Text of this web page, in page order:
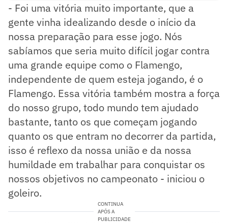
- Foi uma vitória muito importante, que a
gente vinha idealizando desde o início da
nossa preparação para esse jogo. Nós
sabíamos que seria muito difícil jogar contra
uma grande equipe como o Flamengo,
independente de quem esteja jogando, é o
Flamengo. Essa vitória também mostra a força
do nosso grupo, todo mundo tem ajudado
bastante, tanto os que começam jogando
quanto os que entram no decorrer da partida,
isso é reflexo da nossa união e da nossa
humildade em trabalhar para conquistar os
nossos objetivos no campeonato - iniciou o
goleiro.
CONTINUA
APÓS A
PUBLICIDADE